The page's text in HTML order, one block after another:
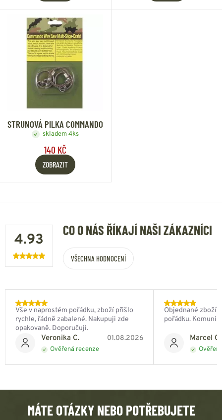
STRUNOVÁ PILKA COMMANDO
skladem 4ks
140 KČ
ZOBRAZIT
4.93
CO O NÁS ŘÍKAJÍ NAŠI ZÁKAZNÍCI
VŠECHNA HODNOCENÍ
Veronika C. 01.08.2026
Ověřená recenze
Vše v naprostém pořádku, zboží přišlo
rychle, řádně zabalené. Nakupuji zde
opakovaně. Doporučuji.
Marcel
Objednané zboží
pořádku.
MÁTE OTÁZKY NEBO POTŘEBUJETE